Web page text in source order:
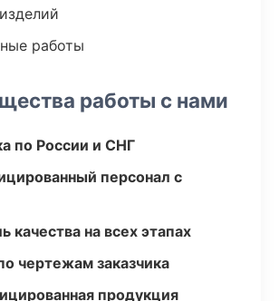
работы
работы с нами
по России и СНГ
персонал с
качества на всех этапах
чертежам заказчика
продукция